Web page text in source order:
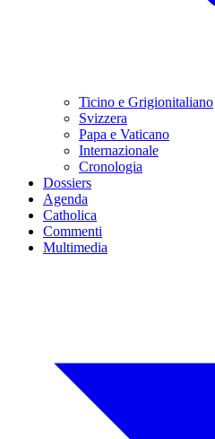
Ticino e Grigionitaliano
Svizzera
Papa e Vaticano
Internazionale
Cronologia
Dossiers
Agenda
Catholica
Commenti
Multimedia